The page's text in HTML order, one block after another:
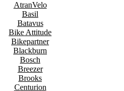
AtranVelo
Basil
Batavus
Bike Attitude
Bikepartner
Blackburn
Bosch
Breezer
Brooks
Centurion